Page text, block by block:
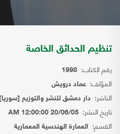
تنظيم الحدائق الخاصة
رقم الكتاب: 1998
المؤلف: عماد درويش
الناشر: دار دمشق للنشر والتوزيع [سوريا]
تاريخ النشر: 20/06/05 12:00:00 AM
القسم: العمارة الهندسية المعمارية